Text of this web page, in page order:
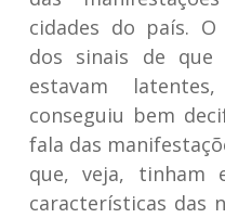
cidades do país.
dos sinais de que
estavam
conseguiu bem
fala das
que, veja, tinham
características das